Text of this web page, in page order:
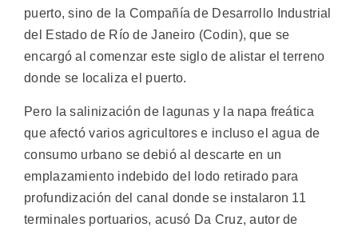
puerto, sino de la Compañía de Desarrollo Industrial
del Estado de Río de Janeiro (Codin), que se
encargó al comenzar este siglo de alistar el terreno
donde se localiza el puerto.
Pero la salinización de lagunas y la napa freática
que afectó varios agricultores e incluso el agua de
consumo urbano se debió al descarte en un
emplazamiento indebido del lodo retirado para
profundización del canal donde se instalaron 11
terminales portuarios, acusó Da Cruz, autor de